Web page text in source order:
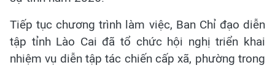
Tiếp tục chương trình làm việc, Ban Chỉ đạo diễn
tập tỉnh Lào Cai đã tổ chức hội nghị triển khai
nhiệm vụ diễn tập tác chiến cấp xã, phường trong